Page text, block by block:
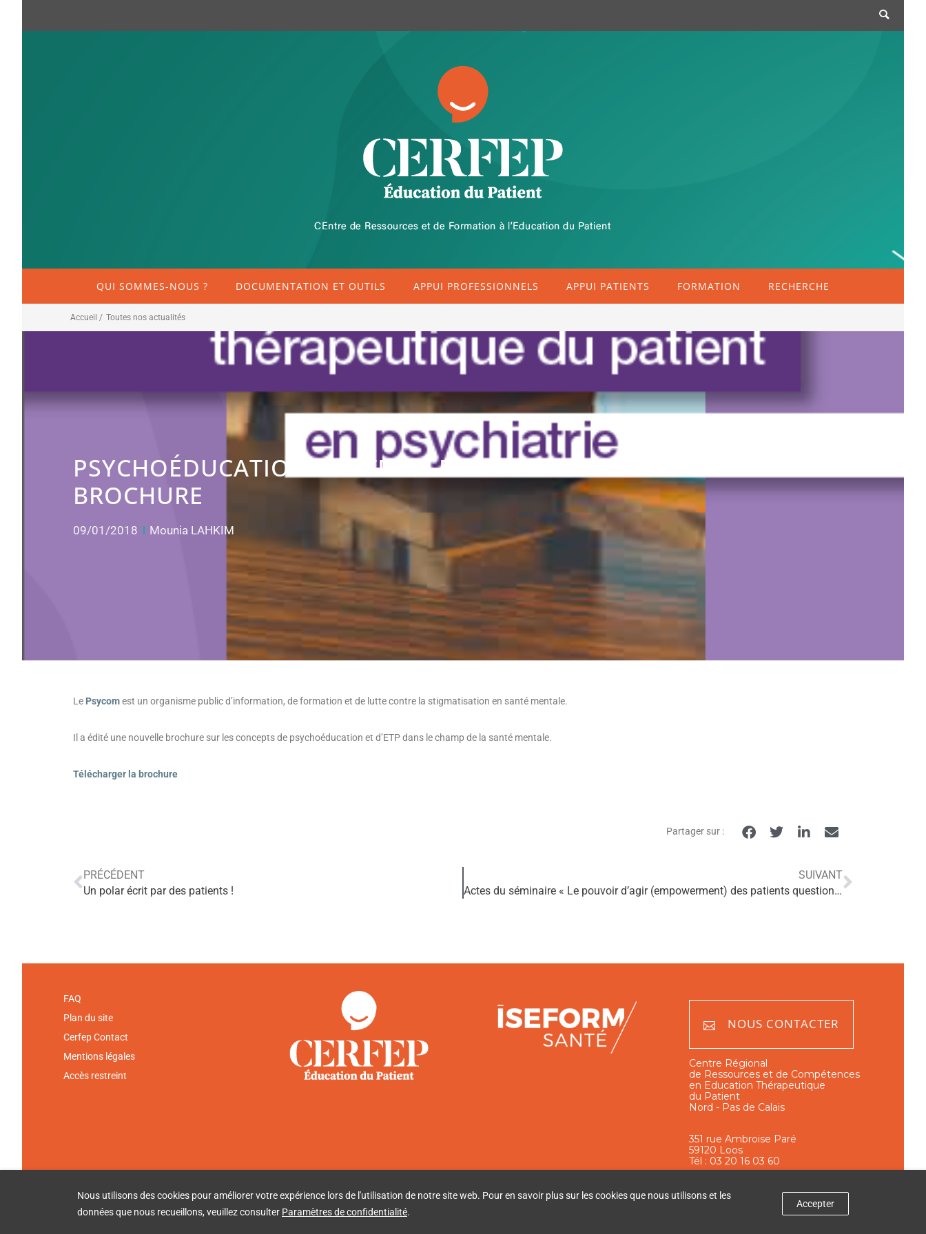
QUI SOMMES-NOUS ? DOCUMENTATION ET OUTILS APPUI PROFESSIONNELS APPUI PATIENTS FORMATION RECHERCHE
Accueil / Toutes nos actualités
PSYCHOÉDUCATION ET ETP EN PSYCHIATRIE : PUBLICATION D’UNE
BROCHURE
09/01/2018 Mounia LAHKIM
Le Psycomest un organisme public d’information, de formation et de lutte contre la stigmatisation en santé mentale.
Il a édité une nouvelle brochure sur les concepts de psychoéducation et d’ETP dans le champ de la santé mentale.
Télécharger la brochure
Partager sur :
PRÉCÉDENT
Un polar écrit par des patients !
SUIVANT
Actes du séminaire « Le pouvoir d’agir (empowerment) des patients questionne l’éducation thérapeutique et ses acteurs »
FAQ
Plan du site
Cerfep Contact
Mentions légales
Accès restreint
NOUS CONTACTER
Centre Régional
de Ressources et de Compétences
en Education Thérapeutique
du Patient
Nord - Pas de Calais
351 rue Ambroise Paré
59120 Loos
Tél : 03 20 16 03 60
Nous utilisons des cookies pour améliorer votre expérience lors de l'utilisation de notre site web. Pour en savoir plus sur les cookies que nous utilisons et les
données que nous recueillons, veuillez consulter Paramètres de confidentialité.
Accepter